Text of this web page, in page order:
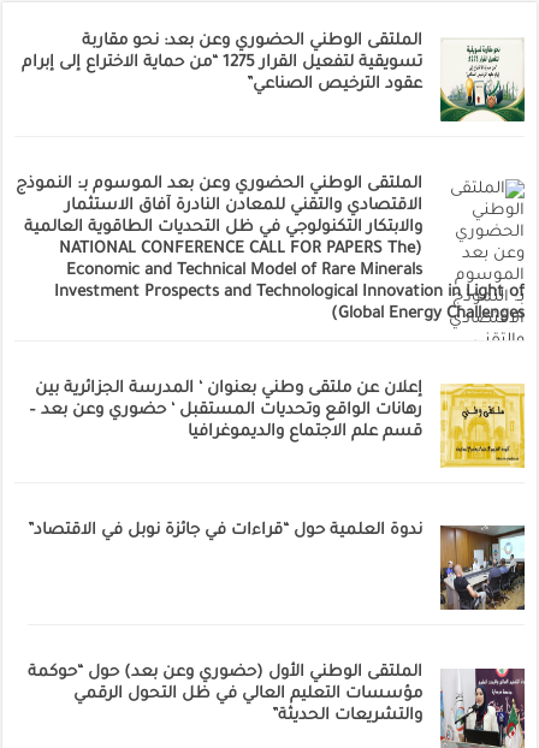
الملتقى الوطني الحضوري وعن بعد: نحو مقاربة
تسويقية لتفعيل القرار 1275 “من حماية الاختراع إلى إبرام
عقود الترخيص الصناعي”
الملتقى الوطني الحضوري وعن بعد الموسوم بـ: النموذج
الاقتصادي والتقني للمعادن النادرة آفاق الاستثمار
والابتكار التكنولوجي في ظل التحديات الطاقوية العالمية
(NATIONAL CONFERENCE CALL FOR PAPERS The
Economic and Technical Model of Rare Minerals
Investment Prospects and Technological Innovation in Light of
Global Energy Challenges)
إعلان عن ملتقى وطني بعنوان ‘ المدرسة الجزائرية بين
رهانات الواقع وتحديات المستقبل ‘ حضوري وعن بعد –
قسم علم الاجتماع والديموغرافيا
ندوة العلمية حول “قراءات في جائزة نوبل في الاقتصاد”
الملتقى الوطني الأول (حضوري وعن بعد) حول “حوكمة
مؤسسات التعليم العالي في ظل التحول الرقمي
والتشريعات الحديثة”